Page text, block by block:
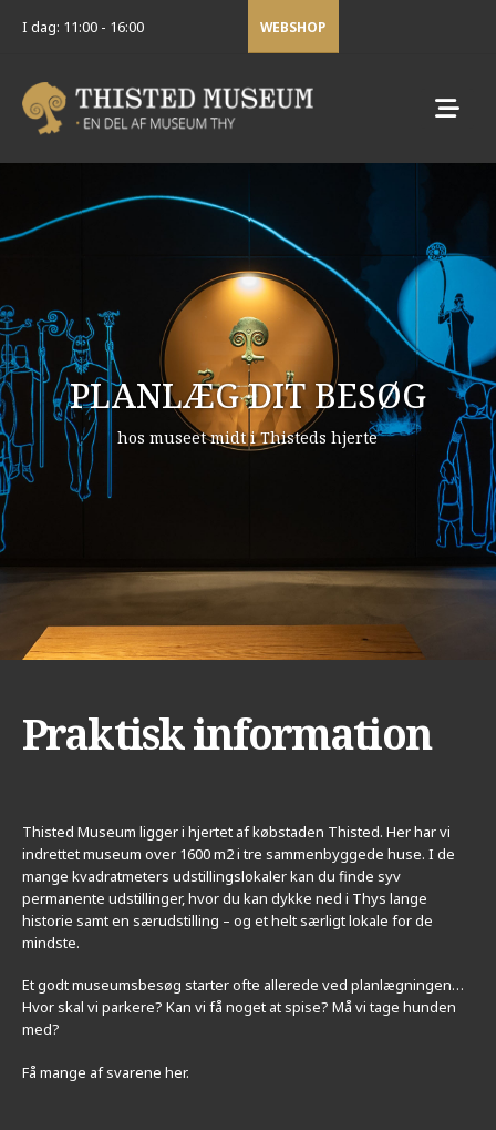
I dag: 11:00 - 16:00 WEBSHOP
PLANLÆG DIT BESØG
hos museet midt i Thisteds hjerte
Praktisk information
Thisted Museum ligger i hjertet af købstaden Thisted. Her har vi
indrettet museum over 1600 m2 i tre sammenbyggede huse. I de
mange kvadratmeters udstillingslokaler kan du finde syv
permanente udstillinger, hvor du kan dykke ned i Thys lange
historie samt en særudstilling – og et helt særligt lokale for de
mindste.
Et godt museumsbesøg starter ofte allerede ved planlægningen…
Hvor skal vi parkere? Kan vi få noget at spise? Må vi tage hunden
med?
Få mange af svarene her.